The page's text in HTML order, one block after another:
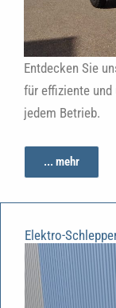
Entdecken Sie
für effiziente
jedem Betrieb.
... mehr
Elektro-